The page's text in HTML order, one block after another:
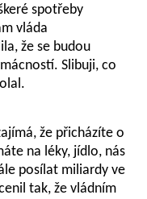
spotřeby
vláda
že se budou
Slibuji, co
že přicházíte o
na léky, jídlo, nás
posílat miliardy ve
tak, že vládním